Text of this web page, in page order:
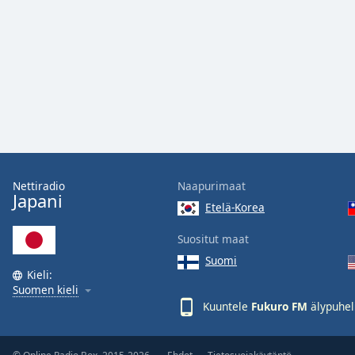
window.
Beginning
dialog
window.
Escape
will
and
Nettiradio
Japani
Kieli:
Suomen kieli
Naapurimaat
Etelä-Korea
Suositut maat
Suomi
Kuuntele Fukuro FM